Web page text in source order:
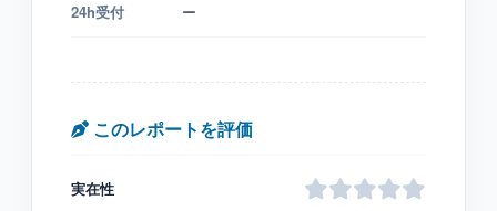
24h受付 ー
このレポートを評価
実在性